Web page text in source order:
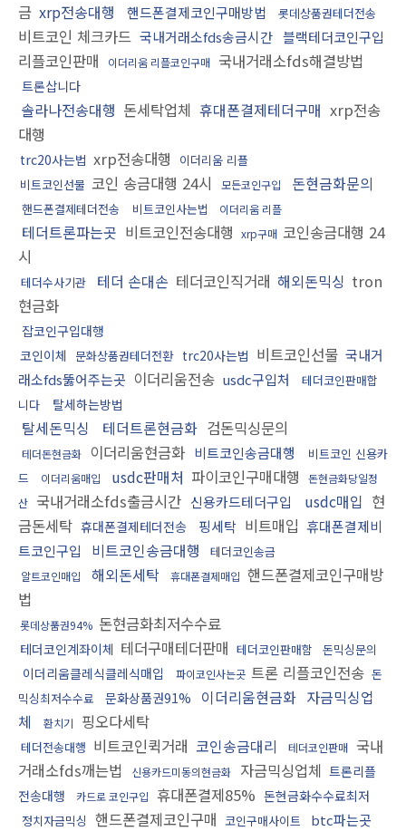
금 xrp전송대행 핸드폰결제코인구매방법 롯데상품권테더전송
비트코인 체크카드 국내거래소fds송금시간 블랙테더코인구입
리플코인판매 이더리움 리플코인구매 국내거래소fds해결방법
트론삽니다
솔라나전송대행 돈세탁업체 휴대폰결제테더구매 xrp전송
대행
trc20사는법 xrp전송대행
이더리움 리플
비트코인선물 코인 송금대행 24시 모든코인구입 돈현금화문의
핸드폰결제테더전송 비트코인사는법 이더리움 리플
테더트론파는곳 비트코인전송대행 xrp구매 코인송금대행 24
시
테더수사기관 테더 손대손 테더코인직거래 해외돈믹싱 tron
현금화
잡코인구입대행
코인이체
문화상품권테더전환 trc20사는법 비트코인선물 국내거
래소fds뚫어주는곳 이더리움전송 usdc구입처
테더코인판매합
니다
탈세하는방법
탈세돈믹싱 테더트론현금화 검돈믹싱문의
테더돈현금화 이더리움현금화 비트코인송금대행
비트코인 신용카
드
이더리움매입 usdc판매처 파이코인구매대행
돈현금화당일정
산 국내거래소fds출금시간 신용카드테더구입 usdc매입 현
금돈세탁 휴대폰결제테더전송 핑세탁 비트매입 휴대폰결제비
트코인구입
비트코인송금대행 테더코인송금
알트코인매입 해외돈세탁 휴대폰결제매입 핸드폰결제코인구매방
법
롯데상품권94% 돈현금화최저수수료
테더코인계좌이체 테더구매테더판매 테더코인판매함 돈믹싱문의
이더리움클레식클레식매입 파이코인사는곳 트론 리플코인전송 돈
믹싱최저수수료
문화상품권91% 이더리움현금화 자금믹싱업
체
환치기 핑오다세탁
테더전송대행 비트코인퀵거래 코인송금대리 테더코인판매 국내
거래소fds깨는법
신용카드미동의현금화 자금믹싱업체 트론리플
전송대행
카드로 코인구입 휴대폰결제85% 돈현금화수수료최저
정치자금믹싱 핸드폰결제코인구매 코인구매사이트 btc파는곳